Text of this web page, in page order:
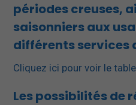
périodes creuses,
saisonniers aux
différents services
Cliquez ici pour voir le
Les possibilités de